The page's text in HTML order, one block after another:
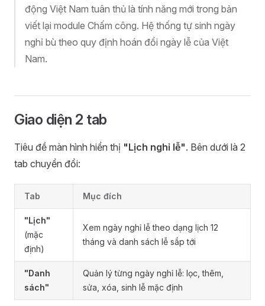
động Việt Nam tuân thủ là tính năng mới trong bản
viết lại module Chấm công. Hệ thống tự sinh ngày
nghỉ bù theo quy định hoán đổi ngày lễ của Việt
Nam.
Giao diện 2 tab
Tiêu đề màn hình hiển thị "Lịch nghỉ lễ". Bên dưới là 2
tab chuyển đổi:
Tab Mục đích
"Lịch"
(mặc
định)
Xem ngày nghỉ lễ theo dạng lịch 12
tháng và danh sách lễ sắp tới
"Danh
sách"
Quản lý từng ngày nghỉ lễ: lọc, thêm,
sửa, xóa, sinh lễ mặc định